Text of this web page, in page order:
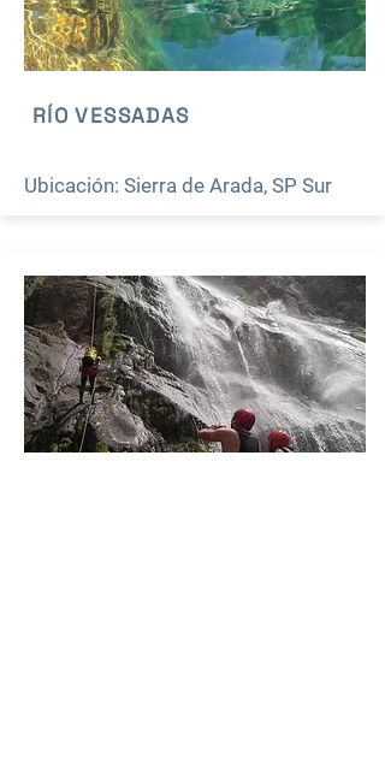
RÍO VESSADAS
Ubicación: Sierra de Arada, SP Sur